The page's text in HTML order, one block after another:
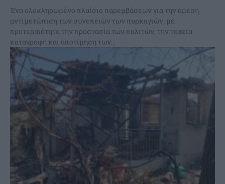
Ένα ολοκληρωμένο πλαίσιο παρεμβάσεων για την άμεση
αντιμετώπιση των συνεπειών των πυρκαγιών, με
προτεραιότητα την προστασία των πολιτών, την ταχεία
καταγραφή και αποτίμηση των...